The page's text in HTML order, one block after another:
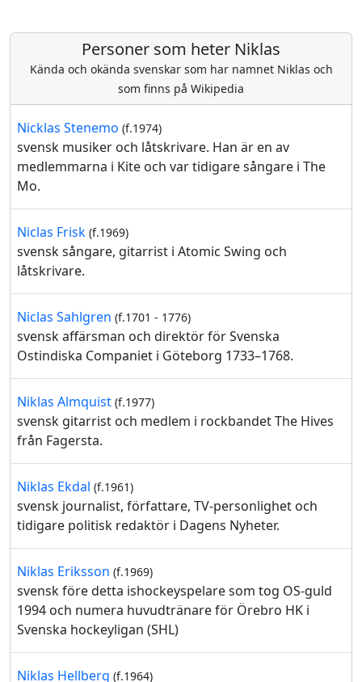
Personer som heter Niklas
Kända och okända svenskar som har namnet Niklas och
som finns på Wikipedia
Nicklas Stenemo (f.1974)
svensk musiker och låtskrivare. Han är en av
medlemmarna i Kite och var tidigare sångare i The
Mo.
Niclas Frisk (f.1969)
svensk sångare, gitarrist i Atomic Swing och
låtskrivare.
Niclas Sahlgren (f.1701 - 1776)
svensk affärsman och direktör för Svenska
Ostindiska Companiet i Göteborg 1733–1768.
Niklas Almquist (f.1977)
svensk gitarrist och medlem i rockbandet The Hives
från Fagersta.
Niklas Ekdal (f.1961)
svensk journalist, författare, TV-personlighet och
tidigare politisk redaktör i Dagens Nyheter.
Niklas Eriksson (f.1969)
svensk före detta ishockeyspelare som tog OS-guld
1994 och numera huvudtränare för Örebro HK i
Svenska hockeyligan (SHL)
Niklas Hellberg (f.1964)